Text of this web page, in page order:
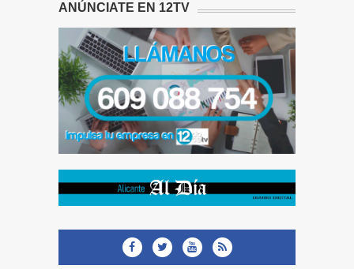
ANÚNCIATE EN 12TV